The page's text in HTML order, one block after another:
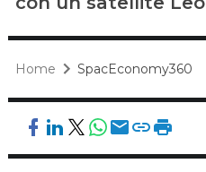
Home SpacEconomy360